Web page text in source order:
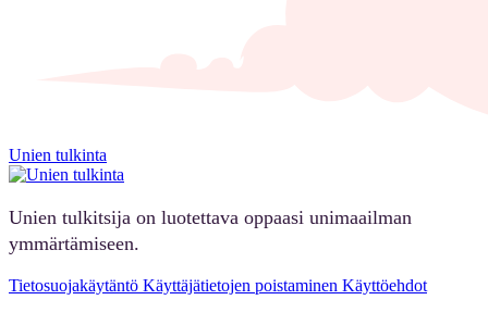
Unien tulkinta
Unien tulkitsija on luotettava oppaasi unimaailman
ymmärtämiseen.
Tietosuojakäytäntö Käyttäjätietojen poistaminen Käyttöehdot